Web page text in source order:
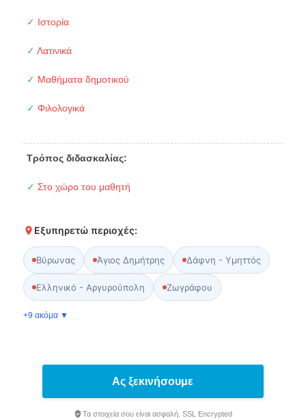
✓ Ιστορία
✓ Λατινικά
✓ Μαθήματα δημοτικού
✓ Φιλολογικά
Τρόπος διδασκαλίας:
✓ Στο χώρο του μαθητή
Εξυπηρετώ περιοχές:
Βύρωνας Άγιος Δημήτρης Δάφνη - Υμηττός
Ελληνικό - Αργυρούπολη Ζωγράφου
+9 ακόμα ▼
Ας ξεκινήσουμε
Τα στοιχεία σου είναι ασφαλή. SSL Encrypted